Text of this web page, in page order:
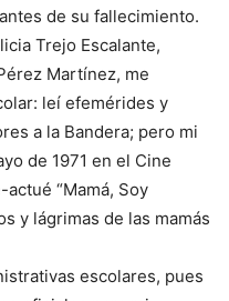
de su fallecimiento.
Trejo Escalante,
Martínez, me
leí efemérides y
a la Bandera; pero mi
de 1971 en el Cine
“Mamá, Soy
y lágrimas de las mamás
escolares, pues